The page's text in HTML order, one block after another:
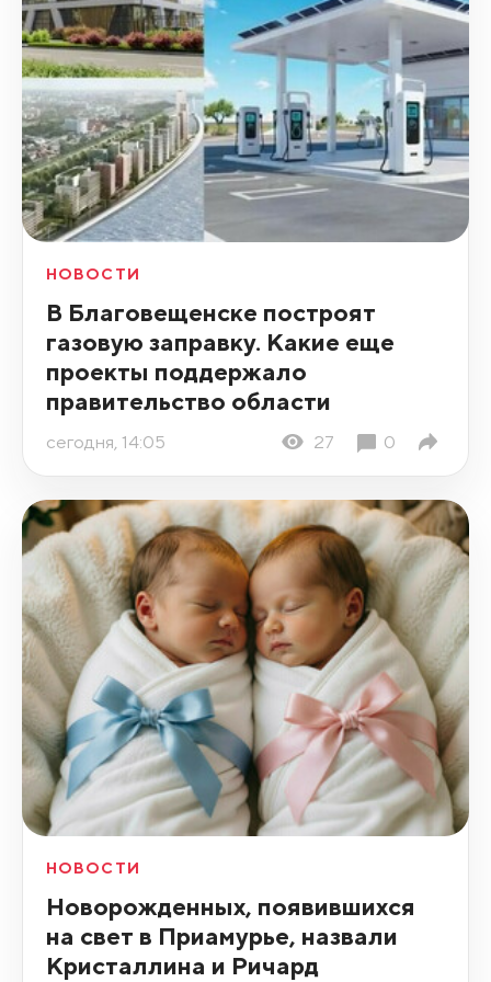
НОВОСТИ
В Благовещенске построят
газовую заправку. Какие еще
проекты поддержало
правительство области
сегодня, 14:05 27 0
НОВОСТИ
Новорожденных, появившихся
на свет в Приамурье, назвали
Кристаллина и Ричард